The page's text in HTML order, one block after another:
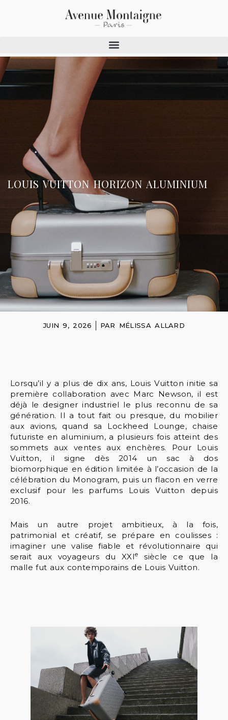
LOUIS VUITTON HORIZON ALUMINIUM
JUIN 9, 2026 PAR MÉLISSA ALLARD
Lorsqu’il y a plus de dix ans, Louis Vuitton initie sa
première collaboration avec Marc Newson, il est
déjà le designer industriel le plus reconnu de sa
génération. Il a tout fait ou presque, du mobilier
aux avions, quand sa Lockheed Lounge, chaise
futuriste en aluminium, a plusieurs fois atteint des
sommets aux ventes aux enchères. Pour Louis
Vuitton, il signe dès 2014 un sac à dos
biomorphique en édition limitée à l’occasion de la
célébration du Monogram, puis un flacon en verre
exclusif pour les parfums Louis Vuitton depuis
2016.
Mais un autre projet ambitieux, à la fois,
patrimonial et créatif, se prépare en coulisses :
imaginer une valise fiable et révolutionnaire qui
serait aux voyageurs du XXIe
siècle ce que la
malle fut aux contemporains de Louis Vuitton.